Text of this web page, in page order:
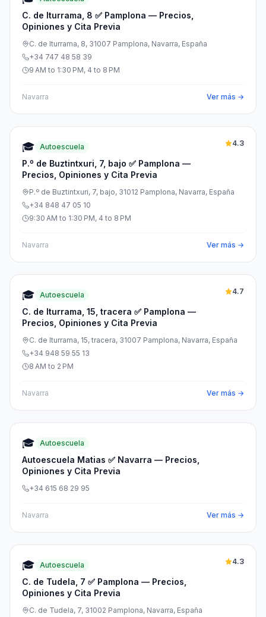
C. de Iturrama, 8 ✅ Pamplona — Precios,
Opiniones y Cita Previa
C. de Iturrama, 8, 31007 Pamplona, Navarra, España
+34 747 48 58 39
9 AM to 1:30 PM, 4 to 8 PM
Navarra Ver más →
🎓 Autoescuela
P.º de Buztintxuri, 7, bajo ✅ Pamplona —
Precios, Opiniones y Cita Previa
4.3
P.º de Buztintxuri, 7, bajo, 31012 Pamplona, Navarra, España
+34 848 47 05 10
9:30 AM to 1:30 PM, 4 to 8 PM
Navarra Ver más →
🎓 Autoescuela
C. de Iturrama, 15, tracera ✅ Pamplona —
Precios, Opiniones y Cita Previa
4.7
C. de Iturrama, 15, tracera, 31007 Pamplona, Navarra, España
+34 948 59 55 13
8 AM to 2 PM
Navarra Ver más →
🎓 Autoescuela
Autoescuela Matias ✅ Navarra — Precios,
Opiniones y Cita Previa
+34 615 68 29 95
Navarra Ver más →
🎓 Autoescuela
C. de Tudela, 7 ✅ Pamplona — Precios,
Opiniones y Cita Previa
4.3
C. de Tudela, 7, 31002 Pamplona, Navarra, España